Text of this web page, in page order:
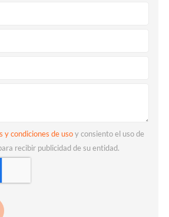
y condiciones de usoy consiento el uso de
recibir publicidad de su entidad.